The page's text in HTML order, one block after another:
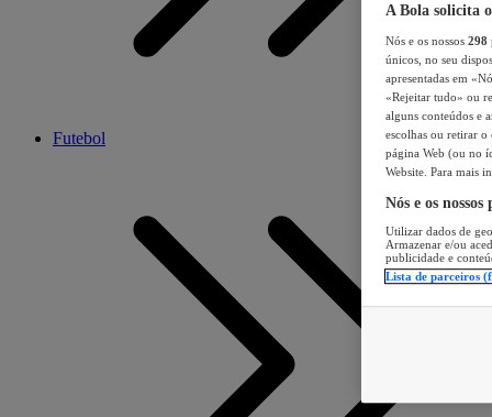
Futebol
A Bola solicita
Nós e os nossos 298
únicos, no seu
apresentadas em
«Rejeitar tudo» ou
alguns conteúdos e
escolhas ou retirar
página Web (ou no
Website. Para mais
Nós e os
Utilizar dados de
Armazenar e/ou
publicidade e
Lista de parceiros